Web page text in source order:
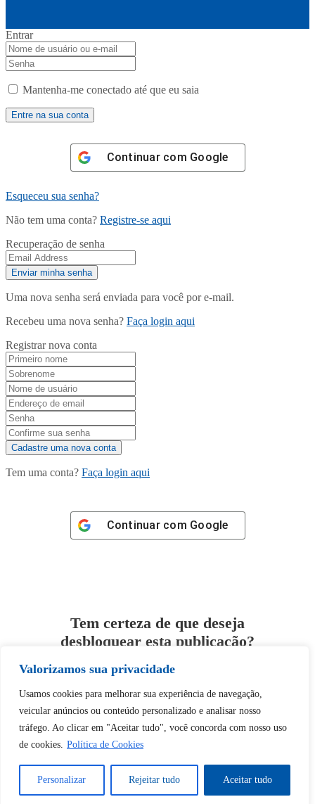
Valorizamos sua privacidade
Usamos cookies para melhorar sua experiência de navegação,
veicular anúncios ou conteúdo personalizado e analisar nosso
tráfego. Ao clicar em "Aceitar tudo", você concorda com nosso uso
de cookies. Política de Cookies
Personalizar Rejeitar tudo Aceitar tudo
Entrar
Mantenha-me conectado até que eu saia
Continuar com Google
Esqueceu sua senha?
Não tem uma conta? Registre-se aqui
Recuperação de senha
Uma nova senha será enviada para você por e-mail.
Recebeu uma nova senha? Faça login aqui
Registrar nova conta
Tem uma conta? Faça login aqui
Continuar com Google
Tem certeza de que deseja
desbloquear esta publicação?
Sim Não